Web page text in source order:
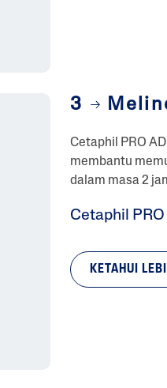
3
Cetaphil PRO
membantu
dalam masa 2
Cetaphil
KETAHUI